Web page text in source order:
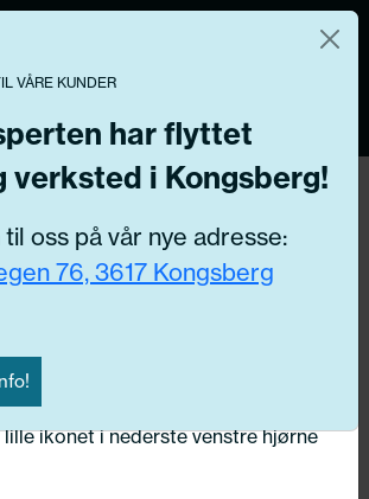
del til bilen din ved å legge inn
Velg kjøretøy
bruker teknologier,
«cookies» til å samle
deg for forskjellige formål, inkludert:
Markedsføring
gir du din tillatelse til alle disse
også velge formålet du vil
samtykket ditt til enhver tid ved
ikonet i nederste venstre hjørne
VÅRE KUNDER
har flyttet
verksted i Kongsberg!
oss på vår nye adresse:
76, 3617 Kongsberg